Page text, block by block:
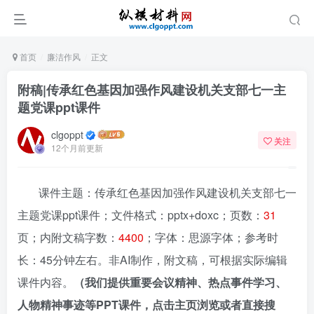
首页 廉洁作风 正文
附稿|传承红色基因加强作风建设机关支部七一主
题党课ppt课件
clgoppt
12个月前更新
关注
课件主题：传承红色基因加强作风建设机关支部七一
主题党课ppt课件；文件格式：pptx+doxc；页数： 31
页；内附文稿字数： 4400 ；字体：思源字体；参考时
长：45分钟左右。非AI制作，附文稿，可根据实际编辑
课件内容。
（我们提供重要会议精神、热点事件学习、
人物精神事迹等PPT课件，点击主页浏览或者直接搜